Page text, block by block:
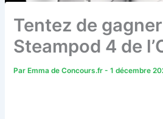
Tentez de
Steampod 4 de
Par Emma de Concours.fr-1 décembre